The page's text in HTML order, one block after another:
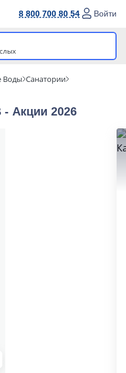
8 800 700 80 54 Войти
Воды Санатории
Акции 2026